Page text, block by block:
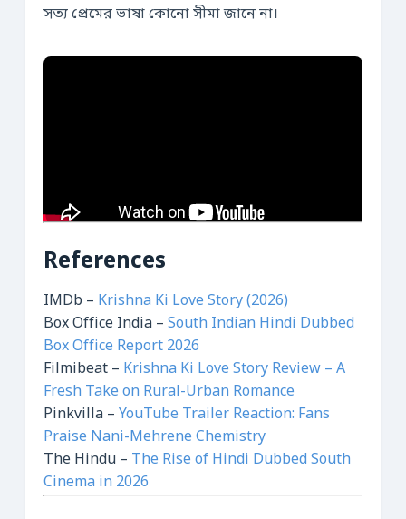
সত্য প্রেমের ভাষা কোনো সীমা জানে না।
References
IMDb – Krishna Ki Love Story (2026)
Box Office India – South Indian Hindi Dubbed
Box Office Report 2026
Filmibeat – Krishna Ki Love Story Review – A
Fresh Take on Rural-Urban Romance
Pinkvilla – YouTube Trailer Reaction: Fans
Praise Nani-Mehrene Chemistry
The Hindu – The Rise of Hindi Dubbed South
Cinema in 2026